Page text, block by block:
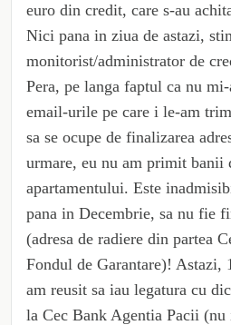
euro din credit, care s-au
Nici pana in ziua de astazi,
monitorist/administrator de
Pera, pe langa faptul ca nu
email-urile pe care i le-am
sa se ocupe de finalizarea
urmare, eu nu am primit banii
apartamentului. Este
pana in Decembrie, sa nu fie
(adresa de radiere din partea
Fondul de Garantare)! Astazi,
am reusit sa iau legatura cu
la Cec Bank Agentia Pacii